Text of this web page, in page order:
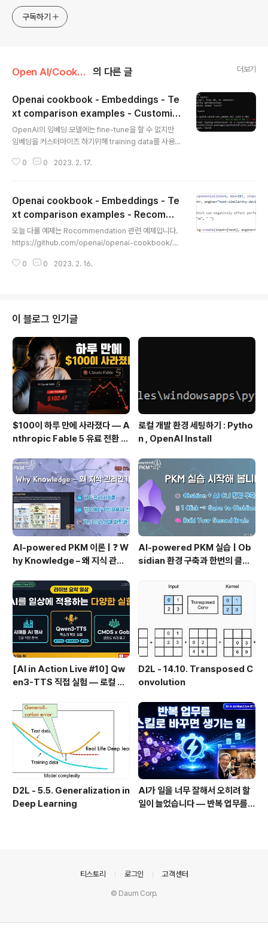
사용되는 툴들에 대해 많은 분들과 정보를 공유하고 싶습니다.
구독하기
Open AI/CookBook 의 다른 글 더보기
Openai cookbook - Embeddings - Te
xt comparison examples - Customizi
ng embeddings
OpenAI의 임베딩 모델에는 fine-tune을 할 수 없지만
임베딩을 커스터마이즈 하기위해 training data를 사용할
임베딩을 customize 하는 방법을 보여 줍니다. 새로운 임
있으면 이 custom matrix는 training label들과 관련된
기능들을 향상시키는데 도움이 될 것입니다. matrix multi
plication을 임베딩을 수정하거나 임베딩간의 distance
를 측정하는데 사용하는 distance 함수를 수정하는 방법
을 사용할 수 있습니다. https://github.com/o..
0 0 2023. 2. 17.
Openai cookbook - Embeddings - Te
xt comparison examples - Recomme
ndation using embeddings
오늘 다룰 예제는 Rocommendation 관련 예제입니다.
https://github.com/openai/openai-cookbook/bl
beddings.ipynb GitHub - openai/openai-cookb
velopment by creating an account on GitHub. git
hub.com 바로 내가 어느 물건을 사면 그것과 비슷한 다른
물건에도 관심이 있을 것이라고 판단..
0 0 2023. 2. 16.
이 블로그 인기글
$100이 하루 만에 사라졌다 — A
nthropic Fable 5 유료 전환 사
로컬 개발 환경 세팅하기 : Pytho
n , OpenAI Install
AI-powered PKM 이론 | ❓ W
hy Knowledge – 왜 지식 관리
보에서 지식으로의 전환, 🛠️ 지식
관리 실패 패턴과 극복
AI-powered PKM 실습 | Ob
sidian 환경 구축과 한번의 클릭
(Web Clipper)
[AI in Action Live #10] Qw
en3-TTS 직접 실험 — 로컬 설
D2L - 14.10. Transposed C
onvolution
D2L - 5.5. Generalization in
Deep Learning
AI가 일을 너무 잘해서 오히려 할
일이 늘었습니다 — 반복 업무를
티스토리 로그인 고객센터
© Daum Corp.